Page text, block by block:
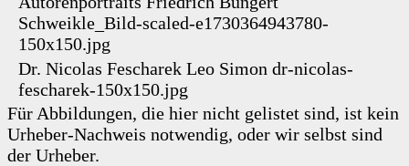
Schweikle_Bild-scaled-e1730364943780-
150x150.jpg
Dr. Nicolas Fescharek Leo Simon dr-nicolas-
fescharek-150x150.jpg
Für Abbildungen, die hier nicht gelistet sind, ist kein
Urheber-Nachweis notwendig, oder wir selbst sind
der Urheber.